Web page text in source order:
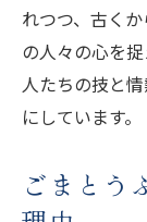
れつつ、古く
の人々の心を
人たちの技と
にしています。
ごまとう